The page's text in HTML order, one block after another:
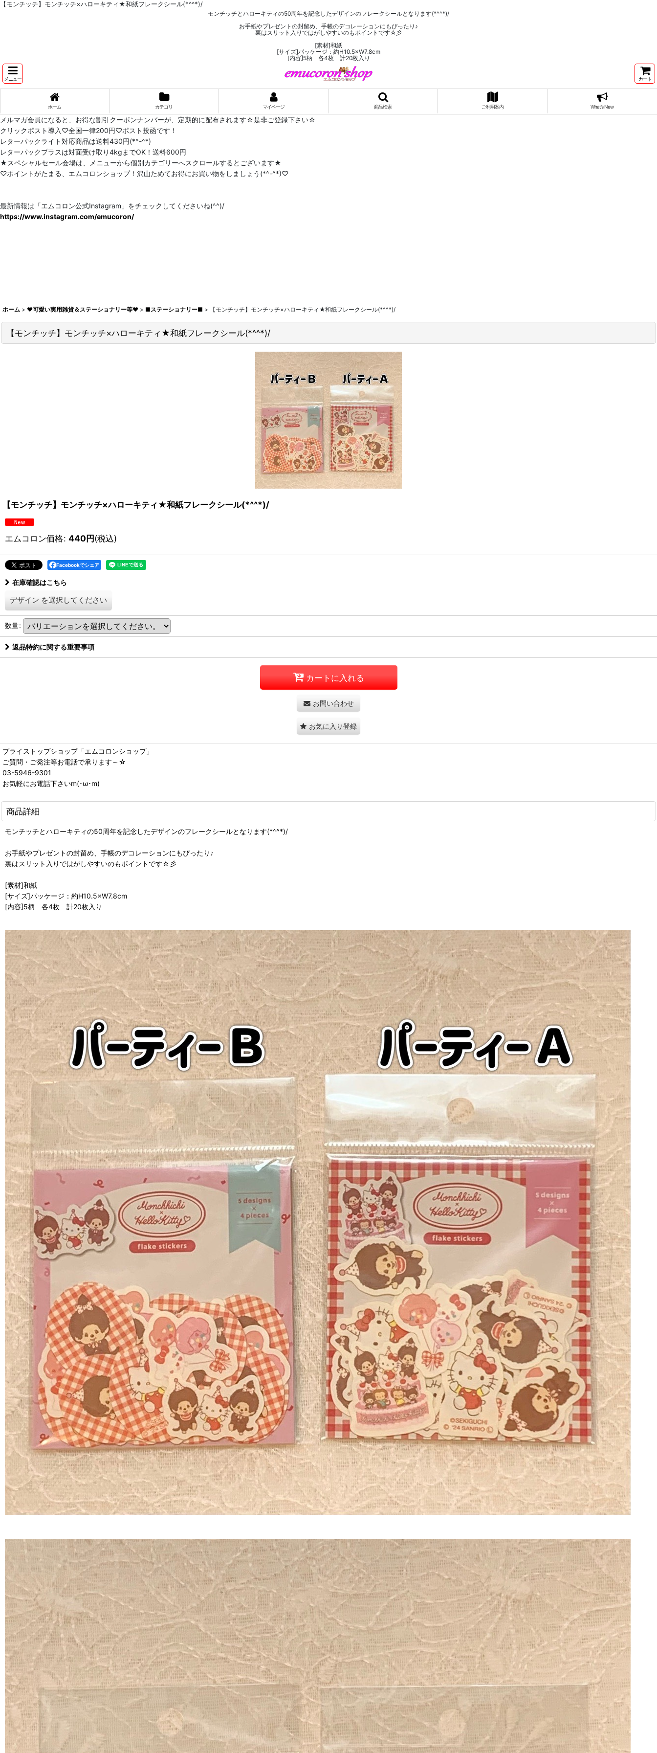
【モンチッチ】モンチッチ×ハローキティ★和紙フレークシール(*^^*)/
モンチッチとハローキティの50周年を記念したデザインのフレークシールとなります(*^^*)/
お手紙やプレゼントの封留め、手帳のデコレーションにもぴったり♪
裏はスリット入りではがしやすいのもポイントです☆彡
[素材]和紙
[サイズ]パッケージ：約H10.5×W7.8cm
[内容]5柄 各4枚 計20枚入り
メニュー カート
ホーム カテゴリ マイページ 商品検索 ご利用案内 What's New
メルマガ会員になると、お得な割引クーポンナンバーが、定期的に配布されます☆是非ご登録下さい☆
クリックポスト導入♡全国一律200円♡ポスト投函です！
レターパックライト対応商品は送料430円(*^-^*)
レターパックプラスは対面受け取り4kgまでOK！送料600円
★スペシャルセール会場は、メニューから個別カテゴリーへスクロールするとございます★
♡ポイントがたまる、エムコロンショップ！沢山ためてお得にお買い物をしましょう(*^-^*)♡
最新情報は「エムコロン公式Instagram」をチェックしてくださいね(^^)/
https://www.instagram.com/emucoron/
ホーム > ♥可愛い実用雑貨＆ステーショナリー等♥ > ■ステーショナリー■ > 【モンチッチ】モンチッチ×ハローキティ★和紙フレークシール(*^^*)/
【モンチッチ】モンチッチ×ハローキティ★和紙フレークシール(*^^*)/
【モンチッチ】モンチッチ×ハローキティ★和紙フレークシール(*^^*)/
エムコロン価格: 440円(税込)
Facebookでシェア
在庫確認はこちら
デザイン を選択してください
数量:
返品特約に関する重要事項
カートに入れる
お問い合わせ
お気に入り登録
ブライストップショップ「エムコロンショップ」
ご質問・ご発注等お電話で承ります～☆
03-5946-9301
お気軽にお電話下さいm(･ω･m)
商品詳細
モンチッチとハローキティの50周年を記念したデザインのフレークシールとなります(*^^*)/
お手紙やプレゼントの封留め、手帳のデコレーションにもぴったり♪
裏はスリット入りではがしやすいのもポイントです☆彡
[素材]和紙
[サイズ]パッケージ：約H10.5×W7.8cm
[内容]5柄 各4枚 計20枚入り